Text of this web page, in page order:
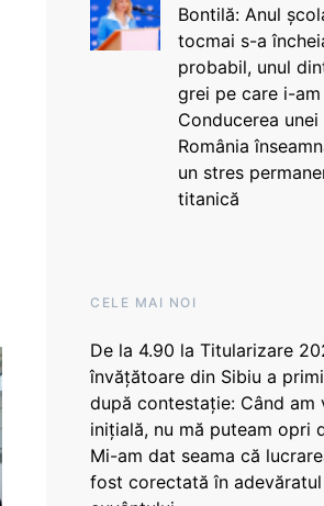
Bontilă: Anul
tocmai s-a
probabil, unul
grei pe care i-
Conducerea
România
un stres
titanică
CELE MAI NOI
De la 4.90 la Titularizare
învățătoare din Sibiu a
după contestație: Când am
inițială, nu mă puteam opri
Mi-am dat seama că
fost corectată în adevăratul